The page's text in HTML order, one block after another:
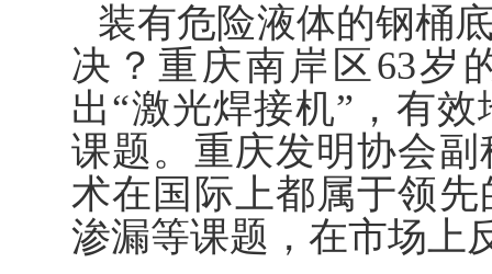
装有危险液体的钢桶
决？重庆南岸区63岁
出“激光焊接机”，有
课题。重庆发明协会
术在国际上都属于领
渗漏等课题，在市场上